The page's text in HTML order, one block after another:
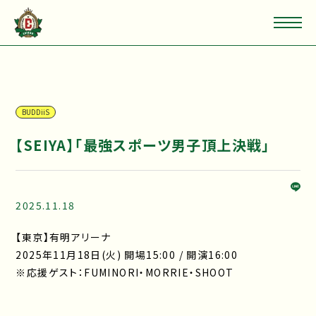
BUDDiiS
【SEIYA】「最強スポーツ男子頂上決戦」
2025.11.18
【東京】有明アリーナ
2025年11月18日(火) 開場15:00 / 開演16:00
※応援ゲスト：FUMINORI・MORRIE・SHOOT